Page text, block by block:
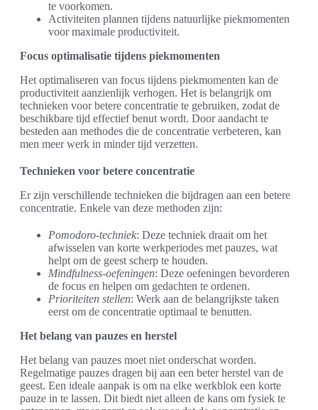
te voorkomen.
Activiteiten plannen tijdens natuurlijke piekmomenten
voor maximale productiviteit.
Focus optimalisatie tijdens piekmomenten
Het optimaliseren van focus tijdens piekmomenten kan de
productiviteit aanzienlijk verhogen. Het is belangrijk om
technieken voor betere concentratie te gebruiken, zodat de
beschikbare tijd effectief benut wordt. Door aandacht te
besteden aan methodes die de concentratie verbeteren, kan
men meer werk in minder tijd verzetten.
Technieken voor betere concentratie
Er zijn verschillende technieken die bijdragen aan een betere
concentratie. Enkele van deze methoden zijn:
Pomodoro-techniek: Deze techniek draait om het
afwisselen van korte werkperiodes met pauzes, wat
helpt om de geest scherp te houden.
Mindfulness-oefeningen: Deze oefeningen bevorderen
de focus en helpen om gedachten te ordenen.
Prioriteiten stellen: Werk aan de belangrijkste taken
eerst om de concentratie optimaal te benutten.
Het belang van pauzes en herstel
Het belang van pauzes moet niet onderschat worden.
Regelmatige pauzes dragen bij aan een beter herstel van de
geest. Een ideale aanpak is om na elke werkblok een korte
pauze in te lassen. Dit biedt niet alleen de kans om fysiek te